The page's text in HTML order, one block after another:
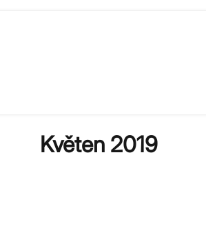
Květen 2019